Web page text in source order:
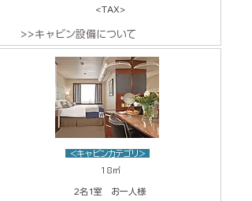
<TAX>
>>キャビン設備について
<キャビンカテゴリ>
18㎡
2名1室 お一人様